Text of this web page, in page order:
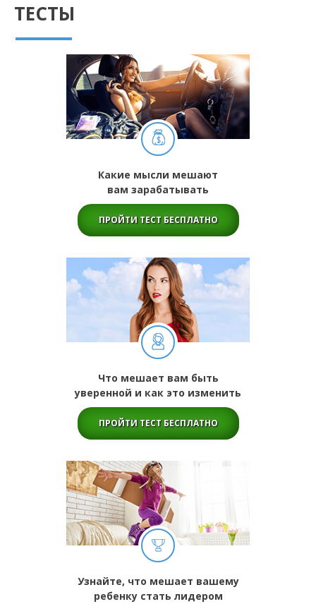
ТЕСТЫ
Какие мысли мешают
вам зарабатывать
ПРОЙТИ ТЕСТ БЕСПЛАТНО
Что мешает вам быть
уверенной и как это изменить
ПРОЙТИ ТЕСТ БЕСПЛАТНО
Узнайте, что мешает вашему
ребенку стать лидером